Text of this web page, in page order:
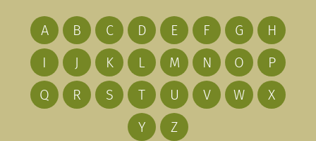
A B C D E F G
H
I
J K L M N O
P
Q
R S T U V W
X
Y
Z